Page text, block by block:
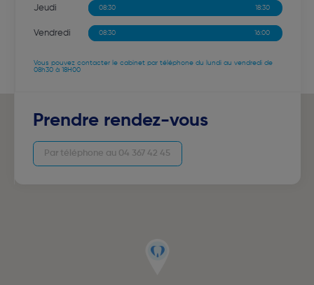
Jeudi 08:30 18:30
Vendredi 08:30 16:00
Vous pouvez contacter le cabinet par téléphone du lundi au vendredi de
08h30 à 18H00
Prendre rendez-vous
Par téléphone au 04 367 42 45